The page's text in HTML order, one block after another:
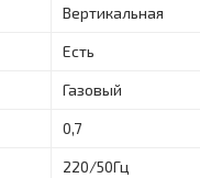
Вертикальная
Есть
Газовый
0,7
220/50Гц